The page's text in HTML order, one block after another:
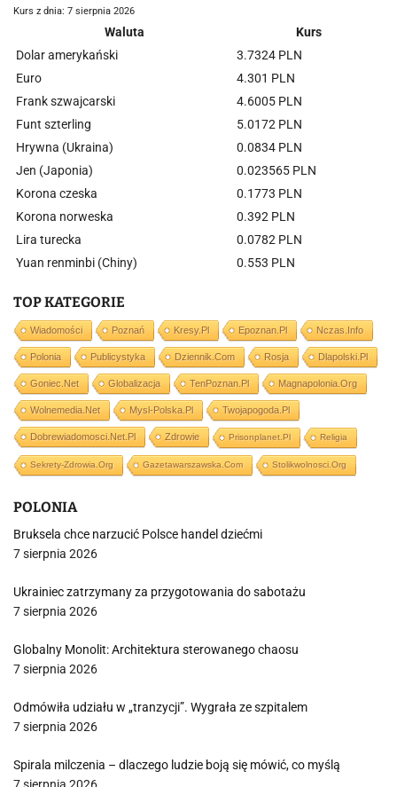
Kurs z dnia: 7 sierpnia 2026
Waluta
Kurs
Dolar amerykański
3.7324 PLN
Euro
4.301 PLN
Frank szwajcarski
4.6005 PLN
Funt szterling
5.0172 PLN
Hrywna (Ukraina)
0.0834 PLN
Jen (Japonia)
0.023565 PLN
Korona czeska
0.1773 PLN
Korona norweska
0.392 PLN
Lira turecka
0.0782 PLN
Yuan renminbi (Chiny)
0.553 PLN
TOP KATEGORIE
Wiadomości Poznań Kresy.pl Epoznan.pl Nczas.info
Polonia Publicystyka Dziennik.com Rosja Dlapolski.pl
Goniec.net Globalizacja TenPoznan.pl Magnapolonia.org
Wolnemedia.net Mysl-Polska.pl Twojapogoda.pl
Dobrewiadomosci.net.pl Zdrowie Prisonplanet.pl Religia
Sekrety-Zdrowia.org Gazetawarszawska.com Stolikwolnosci.org
POLONIA
Bruksela chce narzucić Polsce handel dziećmi
7 sierpnia 2026
Ukrainiec zatrzymany za przygotowania do sabotażu
7 sierpnia 2026
Globalny Monolit: Architektura sterowanego chaosu
7 sierpnia 2026
Odmówiła udziału w „tranzycji”. Wygrała ze szpitalem
7 sierpnia 2026
Spirala milczenia – dlaczego ludzie boją się mówić, co myślą